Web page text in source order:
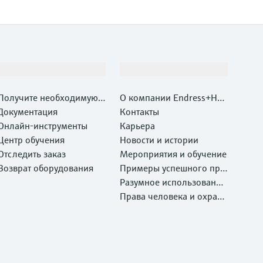
необходимую п
быстро!
инструменты
обучения
заказ
оборудования
О компании Endress+Hau
ser
Контакты
Карьера
Новости и истории
Мероприятия и обучение
Примеры успешного при
менения
Разумное использование
ресурсов
Права человека и охрана